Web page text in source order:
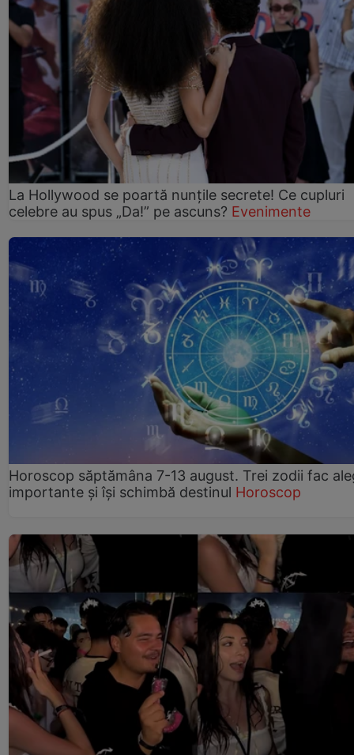
La Hollywood se poartă nunțile secrete! Ce cupluri
celebre au spus „Da!” pe ascuns? Evenimente
Horoscop săptămâna 7-13 august. Trei zodii fac
importante și își schimbă destinul Horoscop